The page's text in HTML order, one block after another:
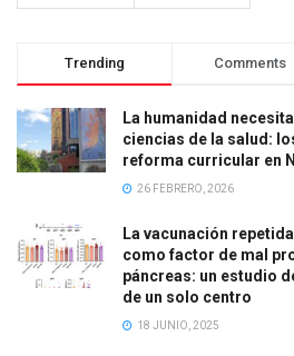
Trending Comments
La humanidad
ciencias de la salud:
reforma curricular en
26 FEBRERO, 2026
La vacunación
como factor de mal
páncreas: un estudio
de un solo centro
18 JUNIO, 2025